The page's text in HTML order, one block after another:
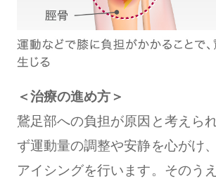
＜治療の進め方＞
鵞足部への負担が原因と考えら
ず運動量の調整や安静を心がけ
アイシングを行います。そのう